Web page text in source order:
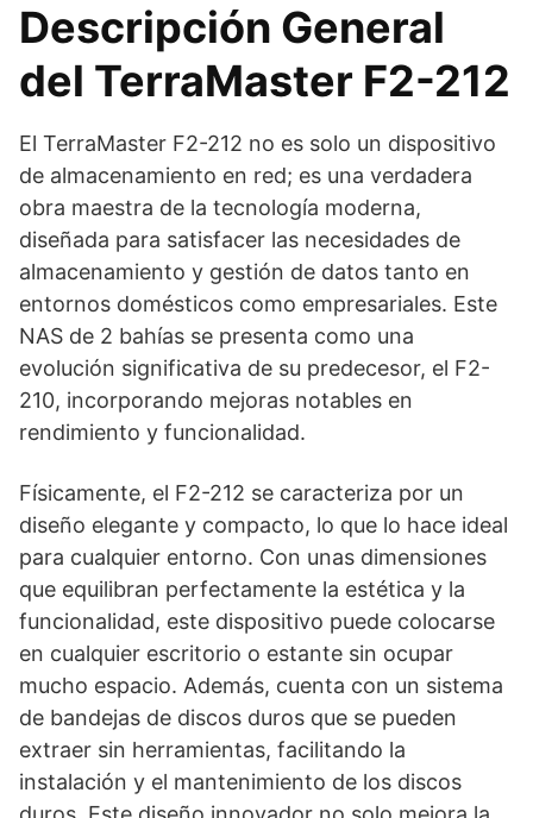
Descripción General
del TerraMaster F2-212
El TerraMaster F2-212 no es solo un dispositivo
de almacenamiento en red; es una verdadera
obra maestra de la tecnología moderna,
diseñada para satisfacer las necesidades de
almacenamiento y gestión de datos tanto en
entornos domésticos como empresariales. Este
NAS de 2 bahías se presenta como una
evolución significativa de su predecesor, el F2-
210, incorporando mejoras notables en
rendimiento y funcionalidad.
Físicamente, el F2-212 se caracteriza por un
diseño elegante y compacto, lo que lo hace ideal
para cualquier entorno. Con unas dimensiones
que equilibran perfectamente la estética y la
funcionalidad, este dispositivo puede colocarse
en cualquier escritorio o estante sin ocupar
mucho espacio. Además, cuenta con un sistema
de bandejas de discos duros que se pueden
extraer sin herramientas, facilitando la
instalación y el mantenimiento de los discos